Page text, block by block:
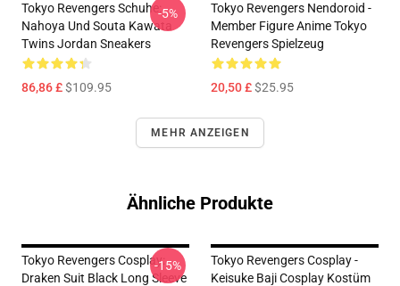
Tokyo Revengers Schuhe:
Nahoya Und Souta Kawata
Twins Jordan Sneakers
86,86 £$109.95
-5%
Tokyo Revengers Nendoroid -
Member Figure Anime Tokyo
Revengers Spielzeug
20,50 £$25.95
MEHR ANZEIGEN
Ähnliche Produkte
Tokyo Revengers Cosplay:
Draken Suit Black Long Sleeve
-15%
Tokyo Revengers Cosplay -
Keisuke Baji Cosplay Kostüm